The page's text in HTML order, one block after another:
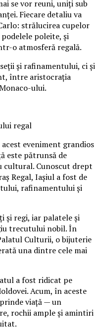
se vor reuni, uniți sub
Fiecare detaliu va
strălucirea cupelor
poleite, și
o atmosferă regală.
și rafinamentului, ci și
între aristocrația
ului.
regal
eveniment grandios
este pătrunsă de
cultural. Cunoscut drept
Regal, Iașiul a fost de
rafinamentului și
și regi, iar palatele și
trecutului nobil. În
Culturii, o bijuterie
una dintre cele mai
a fost ridicat pe
Acum, în aceste
viață — un
rochii ample și amintiri